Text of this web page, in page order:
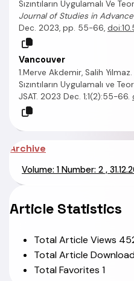
Sızıntıların Uygulamalı Ve
Journal of Studies in
Dec. 2023, pp. 55-66,
Vancouver
1.Merve Akdemir, Salih
Sızıntıların Uygulamalı ve
JSAT. 2023 Dec. 1;1(2):55-66.
Archive
Volume: 1 Number: 2 ,
Article Statistics
Total Article Views
Total Article
Total Favorites 1